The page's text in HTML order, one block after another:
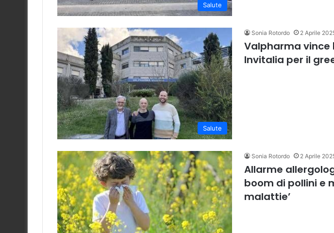
Salute
Salute
Sonia Rotordo 2 Aprile
Valpharma vince
Invitalia per il
Sonia Rotordo 2 Aprile
Allarme
boom di pollini e
malattie’